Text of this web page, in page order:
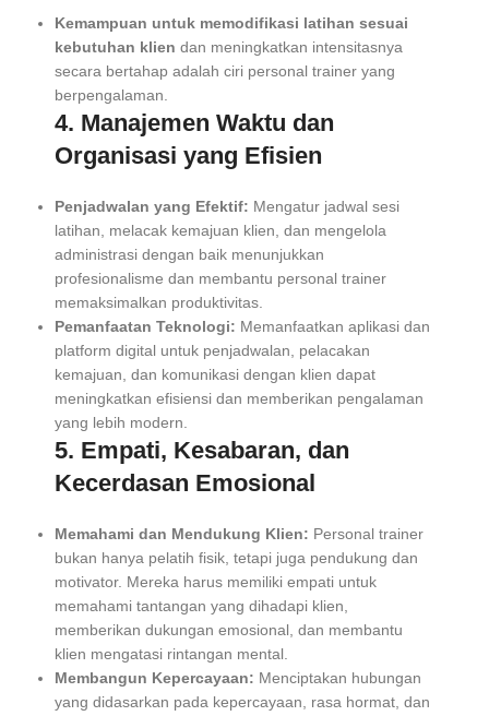
Kemampuan untuk memodifikasi latihan sesuai
kebutuhan klien dan meningkatkan intensitasnya
secara bertahap adalah ciri personal trainer yang
berpengalaman.
4. Manajemen Waktu dan
Organisasi yang Efisien
Penjadwalan yang Efektif: Mengatur jadwal sesi
latihan, melacak kemajuan klien, dan mengelola
administrasi dengan baik menunjukkan
profesionalisme dan membantu personal trainer
memaksimalkan produktivitas.
Pemanfaatan Teknologi: Memanfaatkan aplikasi dan
platform digital untuk penjadwalan, pelacakan
kemajuan, dan komunikasi dengan klien dapat
meningkatkan efisiensi dan memberikan pengalaman
yang lebih modern.
5. Empati, Kesabaran, dan
Kecerdasan Emosional
Memahami dan Mendukung Klien: Personal trainer
bukan hanya pelatih fisik, tetapi juga pendukung dan
motivator. Mereka harus memiliki empati untuk
memahami tantangan yang dihadapi klien,
memberikan dukungan emosional, dan membantu
klien mengatasi rintangan mental.
Membangun Kepercayaan: Menciptakan hubungan
yang didasarkan pada kepercayaan, rasa hormat, dan